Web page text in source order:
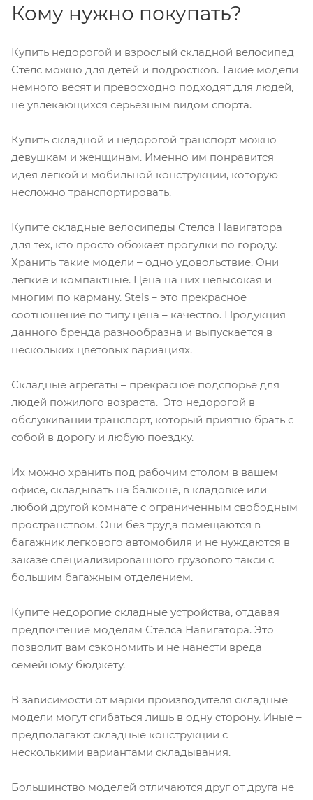
Кому нужно покупать?
Купить недорогой и взрослый складной велосипед
Стелс можно для детей и подростков. Такие модели
немного весят и превосходно подходят для людей,
не увлекающихся серьезным видом спорта.
Купить складной и недорогой транспорт можно
девушкам и женщинам. Именно им понравится
идея легкой и мобильной конструкции, которую
несложно транспортировать.
Купите складные велосипеды Стелса Навигатора
для тех, кто просто обожает прогулки по городу.
Хранить такие модели – одно удовольствие. Они
легкие и компактные. Цена на них невысокая и
многим по карману. Stels – это прекрасное
соотношение по типу цена – качество. Продукция
данного бренда разнообразна и выпускается в
нескольких цветовых вариациях.
Складные агрегаты – прекрасное подспорье для
людей пожилого возраста. Это недорогой в
обслуживании транспорт, который приятно брать с
собой в дорогу и любую поездку.
Их можно хранить под рабочим столом в вашем
офисе, складывать на балконе, в кладовке или
любой другой комнате с ограниченным свободным
пространством. Они без труда помещаются в
багажник легкового автомобиля и не нуждаются в
заказе специализированного грузового такси с
большим багажным отделением.
Купите недорогие складные устройства, отдавая
предпочтение моделям Стелса Навигатора. Это
позволит вам сэкономить и не нанести вреда
семейному бюджету.
В зависимости от марки производителя складные
модели могут сгибаться лишь в одну сторону. Иные –
предполагают складные конструкции с
несколькими вариантами складывания.
Большинство моделей отличаются друг от друга не